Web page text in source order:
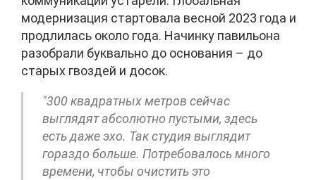
модернизация стартовала весной 2023 года и
продлилась около года. Начинку павильона
разобрали буквально до основания – до
старых гвоздей и досок.
"300 квадратных метров сейчас
выглядят абсолютно пустыми, здесь
есть даже эхо. Так студия выглядит
гораздо больше. Потребовалось много
времени, чтобы очистить это